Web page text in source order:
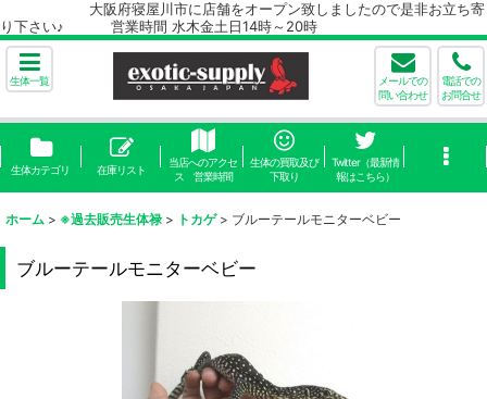
大阪府寝屋川市に店舗をオープン致しましたので是非お立ち寄
り下さい♪ 営業時間 水木金土日14時～20時
生体一覧
メールでの
問い合わせ
電話での
お問合せ
生体カテゴリ 在庫リスト
当店へのアクセ
ス 営業時間
生体の買取及び
下取り
Twitter（最新情
報はこちら）
ホーム > ※過去販売生体禄 > トカゲ > ブルーテールモニターベビー
ブルーテールモニターベビー